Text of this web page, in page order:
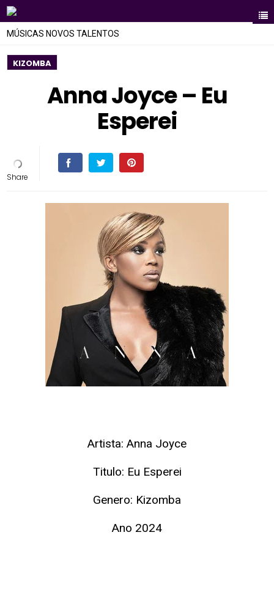
MÚSICAS NOVOS TALENTOS
KIZOMBA
Anna Joyce – Eu
Esperei
Artista: Anna Joyce
Titulo: Eu Esperei
Genero: Kizomba
Ano 2024